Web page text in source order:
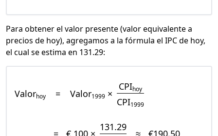
Para obtener el valor presente (valor equivalente a
precios de hoy), agregamos a la fórmula el IPC de hoy,
el cual se estima en 131.29:
Valorhoy = Valor1999 ×
CPIhoy
CPI1999
= € 100 ×
131.29
≈ €190.50